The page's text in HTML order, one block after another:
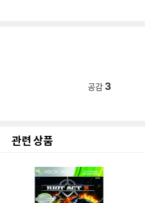
공감 3
관련 상품